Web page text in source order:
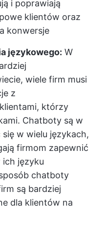
i poprawiają
klientów oraz
konwersje
językowego: W
wiele firm musi
z
którzy
Chatboty są w
w wielu językach,
firmom zapewnić
języku
chatboty
są bardziej
dla klientów na